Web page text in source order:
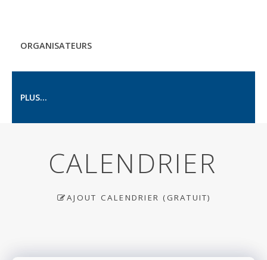
ORGANISATEURS
PLUS...
CALENDRIER
AJOUT CALENDRIER (GRATUIT)